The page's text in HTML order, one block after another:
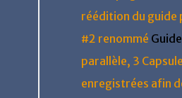
réédition du guide
#2 renommé
parallèle, 3
enregistrées afin